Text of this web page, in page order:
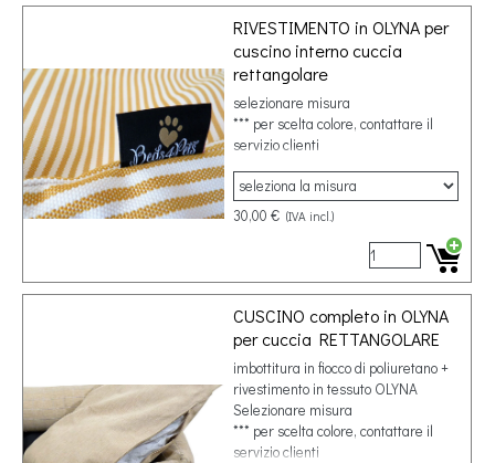
RIVESTIMENTO in OLYNA per
cuscino interno cuccia
rettangolare
selezionare misura
*** per scelta colore, contattare il
servizio clienti
30,00 € (IVA incl.)
CUSCINO completo in OLYNA
per cuccia RETTANGOLARE
imbottitura in fiocco di poliuretano +
rivestimento in tessuto OLYNA
Selezionare misura
*** per scelta colore, contattare il
servizio clienti